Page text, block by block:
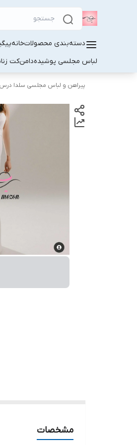
دسته‌بندی محصولاتخانه
لباس مجلسی پوشیدهدامنکت
پیراهن و لباس مجلسی سلدا درس
مشخصات